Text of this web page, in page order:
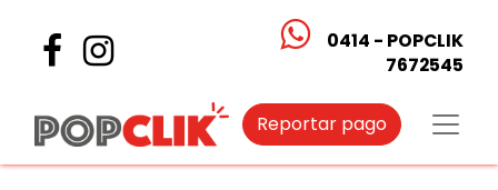
0414 - POPCLIK
7672545
Reportar pago